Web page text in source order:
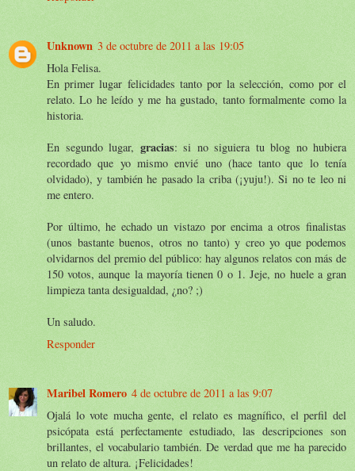
Unknown 3 de octubre de 2011 a las 19:05
Hola Felisa.
En primer lugar felicidades tanto por la selección, como por el
relato. Lo he leído y me ha gustado, tanto formalmente como la
historia.
En segundo lugar, gracias: si no siguiera tu blog no hubiera
recordado que yo mismo envié uno (hace tanto que lo tenía
olvidado), y también he pasado la criba (¡yuju!). Si no te leo ni
me entero.
Por último, he echado un vistazo por encima a otros finalistas
(unos bastante buenos, otros no tanto) y creo yo que podemos
olvidarnos del premio del público: hay algunos relatos con más de
150 votos, aunque la mayoría tienen 0 o 1. Jeje, no huele a gran
limpieza tanta desigualdad, ¿no? ;)
Un saludo.
Responder
Maribel Romero 4 de octubre de 2011 a las 9:07
Ojalá lo vote mucha gente, el relato es magnífico, el perfil del
psicópata está perfectamente estudiado, las descripciones son
brillantes, el vocabulario también. De verdad que me ha parecido
un relato de altura. ¡Felicidades!